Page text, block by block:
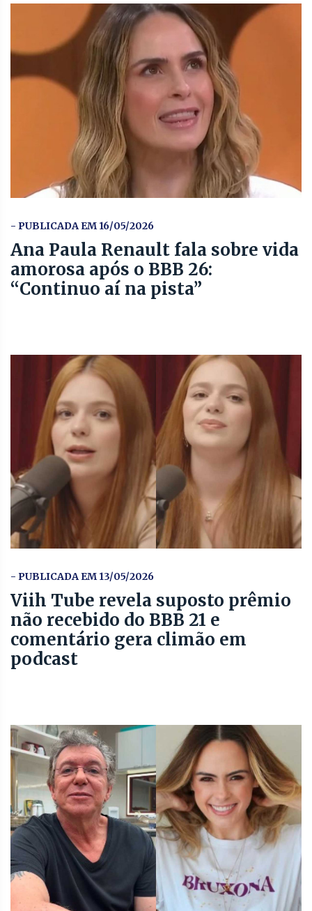
- PUBLICADA EM 16/05/2026
Ana Paula Renault fala sobre vida
amorosa após o BBB 26:
“Continuo aí na pista”
- PUBLICADA EM 13/05/2026
Viih Tube revela suposto prêmio
não recebido do BBB 21 e
comentário gera climão em
podcast